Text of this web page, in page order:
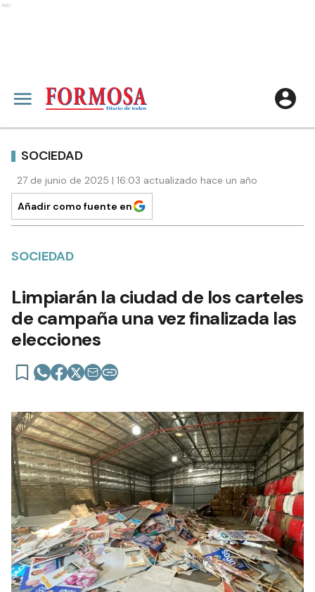
Ads
SOCIEDAD
27 de junio de 2025 | 16:03 actualizado hace un año
Añadir como fuente en
SOCIEDAD
Limpiarán la ciudad de los carteles
de campaña una vez finalizada las
elecciones